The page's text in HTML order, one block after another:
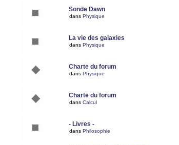
Sonde Dawn
dans Physique
La vie des galaxies
dans Physique
Charte du forum
dans Physique
Charte du forum
dans Calcul
- Livres -
dans Philosophie